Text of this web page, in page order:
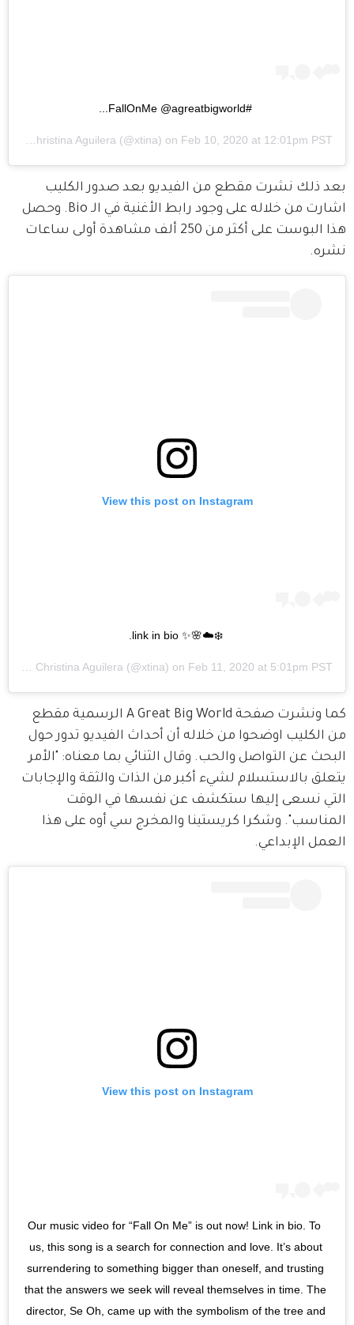
#FallOnMe @agreatbigworld...
Christina Aguilera (@xtina) on Feb 10, 2020 at 12:01pm PST
بعد ذلك نشرت مقطع من الفيديو بعد صدور الكليب
اشارت من خلاله على وجود رابط الأغنية في الـ Bio. وحصل
هذا البوست على أكثر من 250 ألف مشاهدة أولى ساعات
نشره.
View this post on Instagram
❄️☁️🌸✨ link in bio.
Christina Aguilera (@xtina) on Feb 11, 2020 at 5:01pm PST
كما ونشرت صفحة A Great Big World الرسمية مقطع
من الكليب اوضحوا من خلاله أن أحداث الفيديو تدور حول
البحث عن التواصل والحب. وقال الثنائي بما معناه: "الأمر
يتعلق بالاستسلام لشيء أكبر من الذات والثقة والإجابات
التي نسعى إليها ستكشف عن نفسها في الوقت
المناسب". وشكرا كريستينا والمخرج سي أوه على هذا
العمل الإبداعي.
View this post on Instagram
Our music video for “Fall On Me” is out now! Link in bio. To
us, this song is a search for connection and love. It’s about
surrendering to something bigger than oneself, and trusting
that the answers we seek will reveal themselves in time. The
director, Se Oh, came up with the symbolism of the tree and